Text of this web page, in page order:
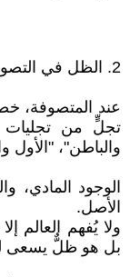
2. الظل في التصوف الإسلامي
عند المتصوفة،
تجلٍّ من تجليات
والباطن"، "الأول
الوجود المادي،
الأصل.
ولا يُفهم العالم
بل هو ظلٌّ يسعى